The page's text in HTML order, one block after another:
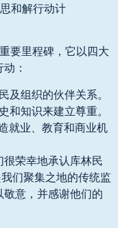
和解行动计
要里程碑，它以四大
：
及组织的伙伴关系。
和知识来建立尊重。
就业、教育和商业机
荣幸地承认库林民
们聚集之地的传统监
意，并感谢他们的